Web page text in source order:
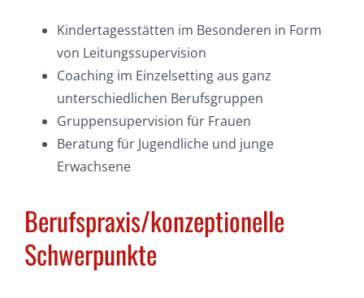
Kindertagesstätten im Besonderen in Form
von Leitungssupervision
Coaching im Einzelsetting aus ganz
unterschiedlichen Berufsgruppen
Gruppensupervision für Frauen
Beratung für Jugendliche und junge
Erwachsene
Berufspraxis/konzeptionelle
Schwerpunkte